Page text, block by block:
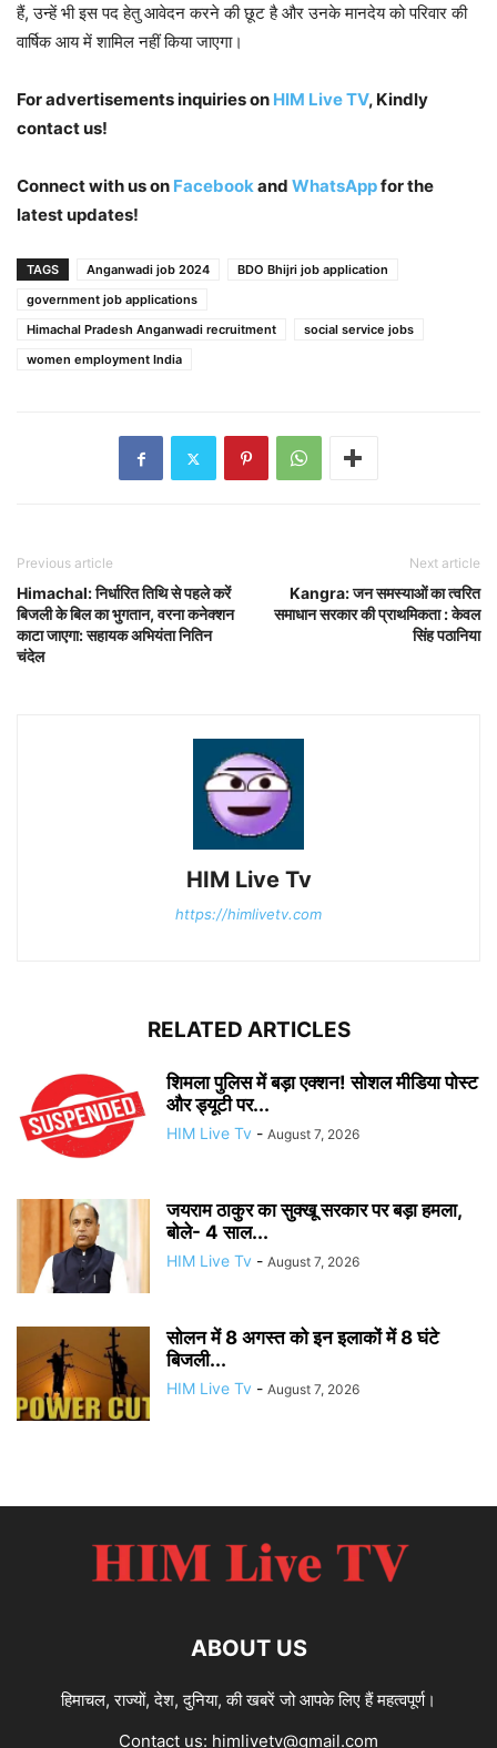
हैं, उन्हें भी इस पद हेतु आवेदन करने की छूट है और उनके मानदेय को परिवार की
वार्षिक आय में शामिल नहीं किया जाएगा।
For advertisements inquiries on HIM Live TV, Kindly
contact us!
Connect with us on Facebookand WhatsAppfor the
latest updates!
TAGS Anganwadi job 2024
BDO Bhijri job application
government job applications
Himachal Pradesh Anganwadi recruitment
social service jobs
women employment India
Previous article
Himachal: निर्धारित तिथि से पहले करें
बिजली के बिल का भुगतान, वरना कनेक्शन
काटा जाएगा: सहायक अभियंता नितिन
चंदेल
Next article
Kangra: जन समस्याओं का त्वरित
समाधान सरकार की प्राथमिकता : केवल
सिंह पठानिया
HIM Live Tv
https://himlivetv.com
RELATED ARTICLES
शिमला पुलिस में बड़ा एक्शन! सोशल मीडिया पोस्ट
और ड्यूटी पर...
HIM Live Tv - August 7, 2026
जयराम ठाकुर का सुक्खू सरकार पर बड़ा हमला,
बोले- 4 साल...
HIM Live Tv - August 7, 2026
सोलन में 8 अगस्त को इन इलाकों में 8 घंटे
बिजली...
HIM Live Tv - August 7, 2026
ABOUT US
हिमाचल, राज्यों, देश, दुनिया, की खबरें जो आपके लिए हैं महत्वपूर्ण।
Contact us: himlivetv@gmail.com